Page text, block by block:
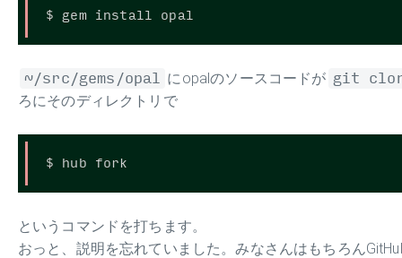
~/src/gems/opal にopalのソースコードが git
ろにそのディレクトリで
というコマンドを打ちます。
おっと、説明を忘れていました。みなさんはもちろん